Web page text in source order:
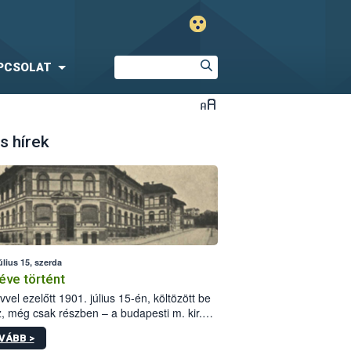
hírek
15, szerda
történt
ezelőtt 1901. július 15-én, költözött be
még csak részben – a budapesti m. kir.
állomás a Kis Rókus utca
alatti, Czigler Győző által tervezett új
>